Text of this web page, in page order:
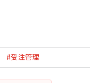
#受注管理